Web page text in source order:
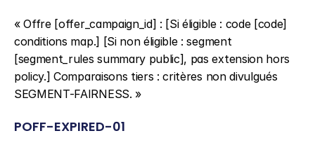
« Offre [offer_campaign_id] : [Si éligible : code [code]
conditions map.] [Si non éligible : segment
[segment_rules summary public], pas extension hors
policy.] Comparaisons tiers : critères non divulgués
SEGMENT-FAIRNESS. »
POFF-EXPIRED-01